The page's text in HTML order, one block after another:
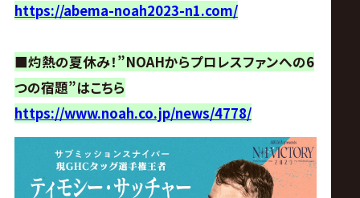
https://abema-noah2023-n1.com/
■灼熱の夏休み！”NOAHからプロレスファンへの6
つの宿題”はこちら
https://www.noah.co.jp/news/4778/